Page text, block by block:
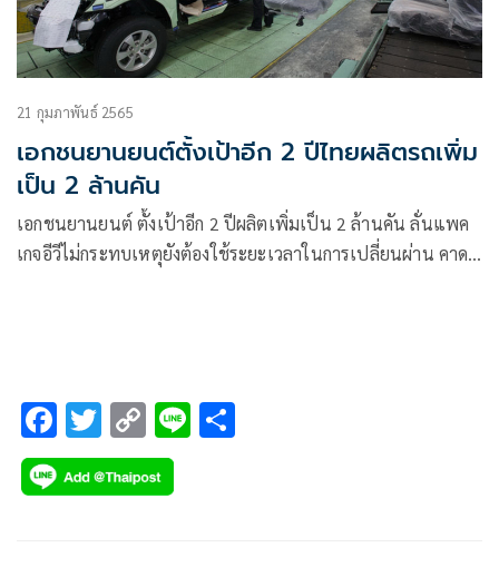
21 กุมภาพันธ์ 2565
เอกชนยานยนต์ตั้งเป้าอีก 2 ปีไทยผลิตรถเพิ่ม
เป็น 2 ล้านคัน
เอกชนยานยนต์ ตั้งเป้าอีก 2 ปีผลิตเพิ่มเป็น 2 ล้านคัน ลั่นแพค
เกจอีวีไม่กระทบเหตุยังต้องใช้ระยะเวลาในการเปลี่ยนผ่าน คาด
F
ac
e
T
wi
tt
C
o
p
Li